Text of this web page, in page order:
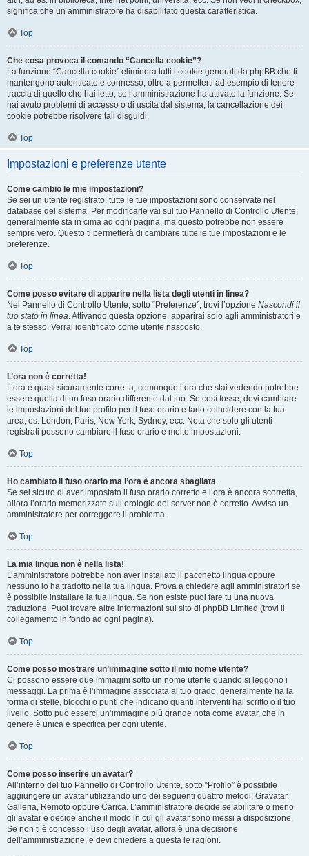
significa che un amministratore ha disabilitato questa caratteristica.
Top
Che cosa provoca il comando “Cancella cookie”?
La funzione “Cancella cookie” eliminerà tutti i cookie generati da phpBB che ti
mantengono autenticato e connesso, oltre a permetterti ad esempio di tenere
traccia di quello che hai letto, se l’amministrazione ha attivato la funzione. Se
hai avuto problemi di accesso o di uscita dal sistema, la cancellazione dei
cookie potrebbe risolvere tali disguidi.
Top
Impostazioni e preferenze utente
Come cambio le mie impostazioni?
Se sei un utente registrato, tutte le tue impostazioni sono conservate nel
database del sistema. Per modificarle vai sul tuo Pannello di Controllo Utente;
generalmente sta in cima ad ogni pagina, ma questo potrebbe non essere
sempre vero. Questo ti permetterà di cambiare tutte le tue impostazioni e le
preferenze.
Top
Come posso evitare di apparire nella lista degli utenti in linea?
Nel Pannello di Controllo Utente, sotto “Preferenze”, trovi l’opzione Nascondi il
tuo stato in linea. Attivando questa opzione, apparirai solo agli amministratori e
a te stesso. Verrai identificato come utente nascosto.
Top
L’ora non è corretta!
L’ora è quasi sicuramente corretta, comunque l’ora che stai vedendo potrebbe
essere quella di un fuso orario differente dal tuo. Se così fosse, devi cambiare
le impostazioni del tuo profilo per il fuso orario e farlo coincidere con la tua
area, es. London, Paris, New York, Sydney, ecc. Nota che solo gli utenti
registrati possono cambiare il fuso orario e molte impostazioni.
Top
Ho cambiato il fuso orario ma l’ora è ancora sbagliata
Se sei sicuro di aver impostato il fuso orario corretto e l’ora è ancora scorretta,
allora l’orario memorizzato sull’orologio del server non è corretto. Avvisa un
amministratore per correggere il problema.
Top
La mia lingua non è nella lista!
L’amministratore potrebbe non aver installato il pacchetto lingua oppure
nessuno lo ha tradotto nella tua lingua. Prova a chiedere agli amministratori se
è possibile installare la tua lingua. Se non esiste puoi fare tu una nuova
traduzione. Puoi trovare altre informazioni sul sito di phpBB Limited (trovi il
collegamento in fondo ad ogni pagina).
Top
Come posso mostrare un’immagine sotto il mio nome utente?
Ci possono essere due immagini sotto un nome utente quando si leggono i
messaggi. La prima è l’immagine associata al tuo grado, generalmente ha la
forma di stelle, blocchi o punti che indicano quanti interventi hai scritto o il tuo
livello. Sotto può esserci un’immagine più grande nota come avatar, che in
genere è unica e specifica per ogni utente.
Top
Come posso inserire un avatar?
All’interno del tuo Pannello di Controllo Utente, sotto “Profilo” è possibile
aggiungere un avatar utilizzando uno dei seguenti quattro metodi: Gravatar,
Galleria, Remoto oppure Carica. L’amministratore decide se abilitare o meno
gli avatar e decide anche il modo in cui gli avatar sono messi a disposizione.
Se non ti è concesso l’uso degli avatar, allora è una decisione
dell’amministrazione, e devi chiedere a questa le ragioni.